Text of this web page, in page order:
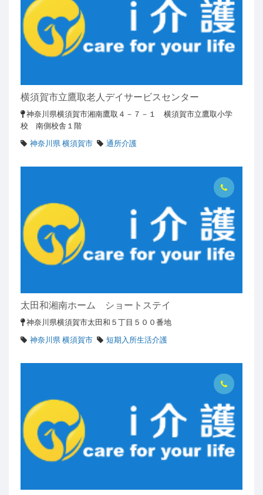
横須賀市立鷹取老人デイサービスセンター
神奈川県横須賀市湘南鷹取４－７－１ 横須賀市立鷹取小学
校 南側校舎１階
神奈川県 横須賀市
通所介護
太田和湘南ホーム ショートステイ
神奈川県横須賀市太田和５丁目５００番地
神奈川県 横須賀市
短期入所生活介護